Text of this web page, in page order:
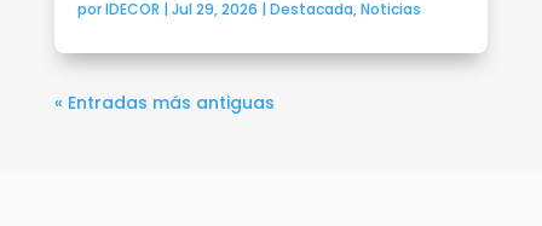
porIDECOR | Jul 29, 2026 | Destacada,Noticias
« Entradas más antiguas